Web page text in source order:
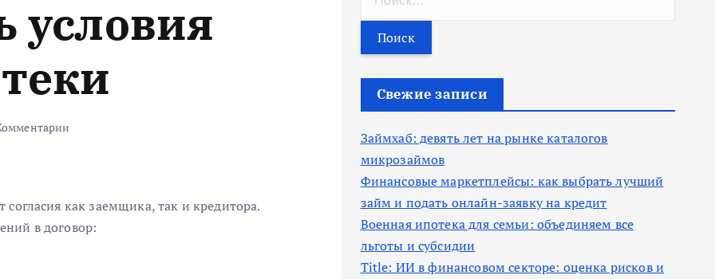
условия
как заемщика, так и кредитора.
в договор:
т
и
Свежие записи
Займхаб: девять лет на рынке каталогов
микрозаймов
Финансовые маркетплейсы: как выбрать лучший
займ и подать онлайн-заявку на кредит
Военная ипотека для семьи: объединяем все
льготы и субсидии
Title: ИИ в финансовом секторе: оценка рисков и